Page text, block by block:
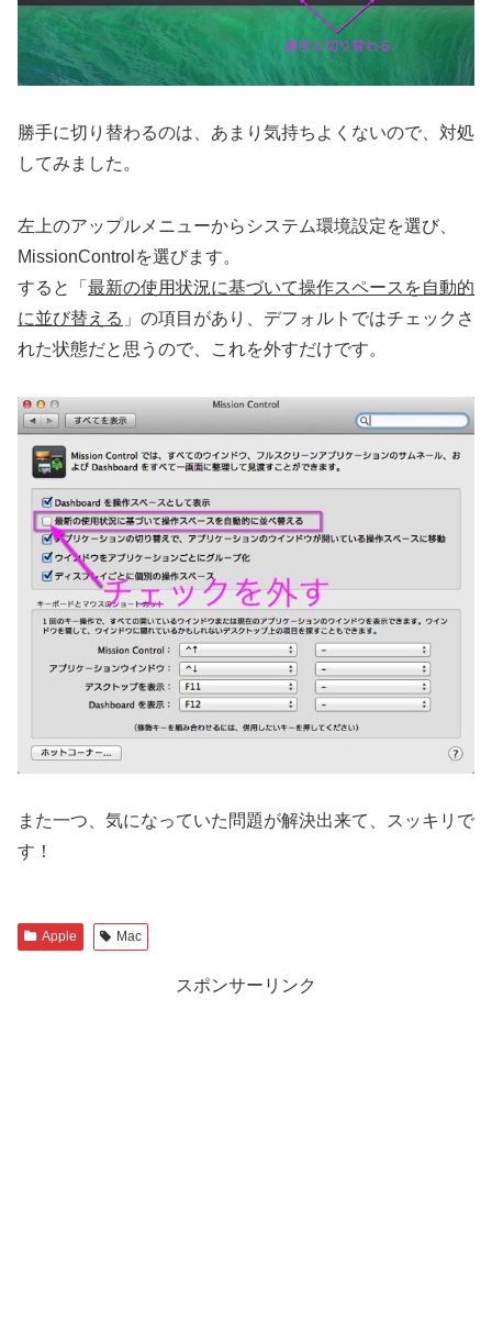
勝手に切り替わるのは、あまり気持ちよくないので、対処
してみました。
左上のアップルメニューからシステム環境設定を選び、
MissionControlを選びます。
すると「 最新の使用状況に基づいて操作スペースを自動的
に並び替える 」の項目があり、デフォルトではチェックさ
れた状態だと思うので、これを外すだけです。
また一つ、気になっていた問題が解決出来て、スッキリで
す！
Apple Mac
スポンサーリンク